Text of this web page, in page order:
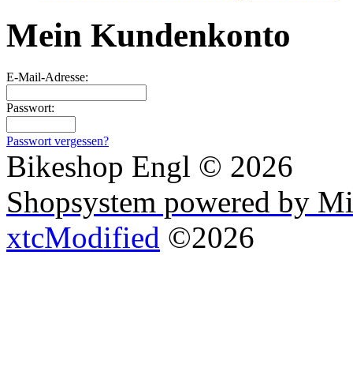
Mein Kundenkonto
E-Mail-Adresse:
Passwort:
Passwort vergessen?
Bikeshop Engl © 2026
Shopsystem powered by
xtcModified ©2026